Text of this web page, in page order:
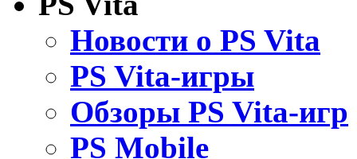
Новости о PS Vita
PS Vita-игры
Обзоры PS Vita-игр
PS Mobile